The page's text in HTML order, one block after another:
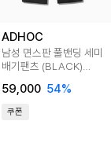
ADHOC
남성 면스판 풀밴딩 세미
배기팬츠 (BLACK)
59,000 54%
쿠폰